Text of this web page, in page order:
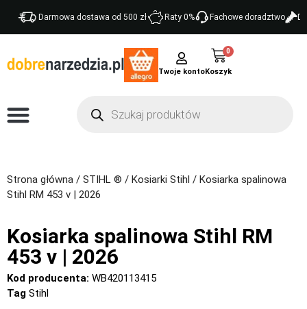
Darmowa dostawa od 500 zł Raty 0% Fachowe doradztwo
Twoje konto
0
Strona główna / STIHL ® / Kosiarki Stihl / Kosiarka spalinowa
Stihl RM 453 v | 2026
Kosiarka spalinowa Stihl RM
453 v | 2026
Kod producenta: WB420113415
Tag Stihl